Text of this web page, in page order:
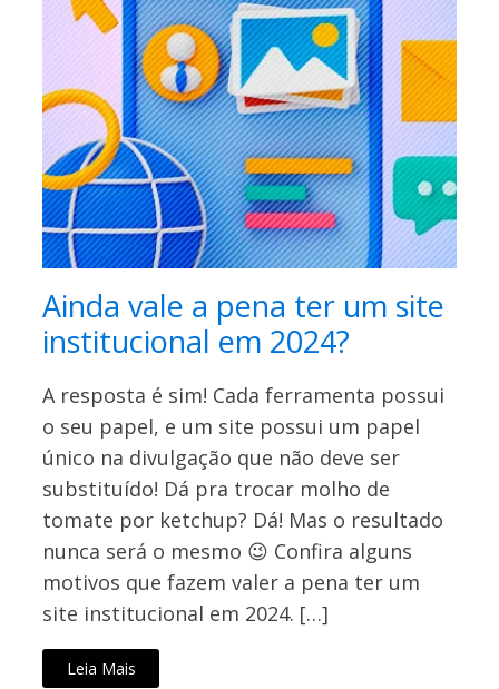
Ainda vale a pena ter um site
institucional em 2024?
A resposta é sim! Cada ferramenta possui
o seu papel, e um site possui um papel
único na divulgação que não deve ser
substituído! Dá pra trocar molho de
tomate por ketchup? Dá! Mas o resultado
nunca será o mesmo 😉 Confira alguns
motivos que fazem valer a pena ter um
site institucional em 2024. […]
Leia Mais